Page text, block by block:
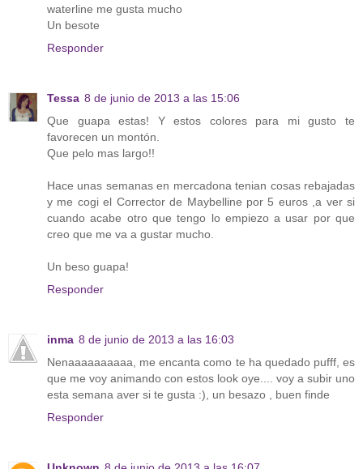
waterline me gusta mucho
Un besote
Responder
Tessa 8 de junio de 2013 a las 15:06
Que guapa estas! Y estos colores para mi gusto te
favorecen un montón.
Que pelo mas largo!!
Hace unas semanas en mercadona tenian cosas rebajadas
y me cogi el Corrector de Maybelline por 5 euros ,a ver si
cuando acabe otro que tengo lo empiezo a usar por que
creo que me va a gustar mucho.
Un beso guapa!
Responder
inma 8 de junio de 2013 a las 16:03
Nenaaaaaaaaaa, me encanta como te ha quedado pufff, es
que me voy animando con estos look oye.... voy a subir uno
esta semana aver si te gusta :), un besazo , buen finde
Responder